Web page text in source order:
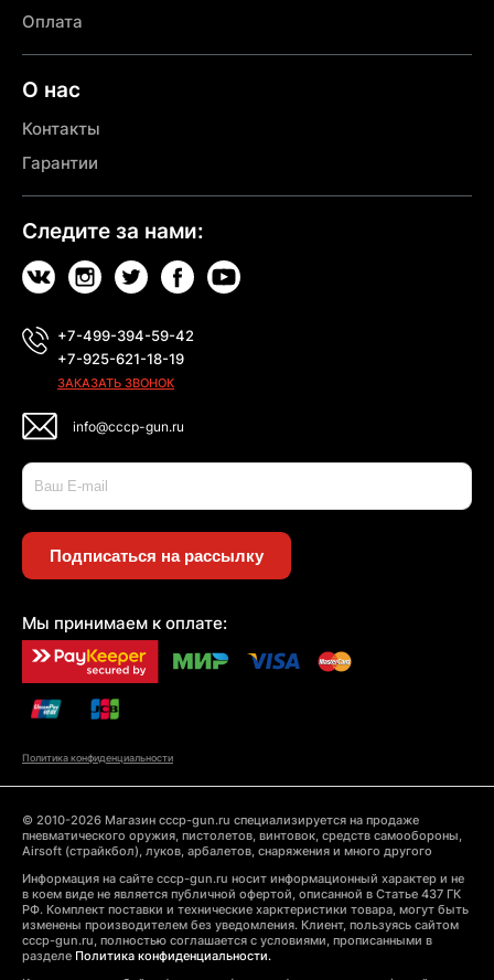
Оплата
О нас
Контакты
Гарантии
Следите за нами:
+7-499-394-59-42
+7-925-621-18-19
ЗАКАЗАТЬ ЗВОНОК
info@cccp-gun.ru
Подписаться на рассылку
Мы принимаем к оплате:
Политика конфиденциальности
© 2010-2026 Магазин cccp-gun.ru специализируется на продаже
пневматического оружия, пистолетов, винтовок, средств самообороны,
Airsoft (страйкбол), луков, арбалетов, снаряжения и много другого
Информация на сайте cccp-gun.ru носит информационный характер и не
в коем виде не является публичной офертой, описанной в Статье 437 ГК
РФ. Комплект поставки и технические харктеристики товара, могут быть
изменены производителем без уведомления. Клиент, пользуясь сайтом
cccp-gun.ru, полностью соглашается с условиями, прописанными в
разделе Политика конфиденциальности.